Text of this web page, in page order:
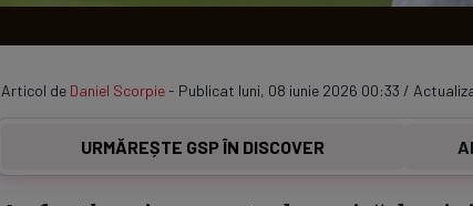
Articol de Daniel Scorpie- Publicat luni, 08 iunie 2026 00:33 /
URMĂREȘTE GSP ÎN DISCOVER